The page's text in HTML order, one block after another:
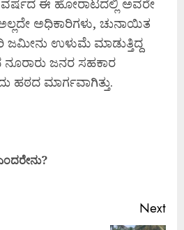
ಅಧಿಕಾರಿಗಳು, ಚುನಾಯಿತ
ಜಮೀನು ಉಳುಮೆ ಮಾಡುತ್ತಿದ್ದ
ನೂರಾರು ಜನರ ಸಹಕಾರ
ಹಠದ ಮಾರ್ಗವಾಗಿತ್ತು.
Next